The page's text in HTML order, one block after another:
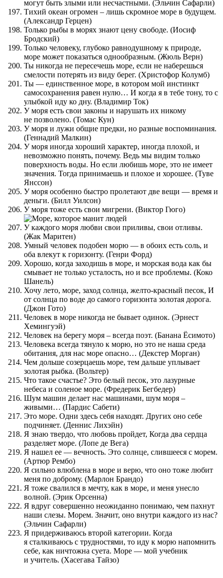
могут быть злыми или несчастными. (Эльчин Сафарли)
Тихий океан огромен – лишь скромное море в будущем.
(Александр Герцен)
Только рыбы в морях знают цену свободе. (Иосиф
Бродский)
Только человеку, глубоко равнодушному к природе,
море может показаться однообразным. (Жюль Верн)
Ты никогда не пересечешь море, если не наберешься
смелости потерять из виду берег. (Христофор Колумб)
Ты — единственное море, в котором мой инстинкт
самосохранения равен нулю… И когда я в тебе тону, то с
улыбкой иду ко дну. (Владимир Ток)
У моря есть свои законы и нарушать их никому
не позволено. (Томас Кун)
У моря и лужи общие предки, но разные воспоминания.
(Геннадий Малкин)
У моря иногда хороший характер, иногда плохой, и
невозможно понять, почему. Ведь мы видим только
поверхность воды. Но если любишь море, это не имеет
значения. Тогда принимаешь и плохое и хорошее. (Туве
Янссон)
У моря особенно быстро пролетают две вещи — время и
деньги. (Билл Уилсон)
У моря тоже есть свои мигрени. (Виктор Гюго)
У каждого моря любви свои приливы, свои отливы.
(Жак Маритен)
Умный человек подобен морю — в обоих есть соль, и
оба влекут к горизонту. (Генри Форд)
Хорошо, когда заходишь в море, и морская вода как бы
смывает не только усталость, но и все проблемы. (Коко
Шанель)
Хочу лето, море, заход солнца, желто-красный песок, И
от солнца по воде до самого горизонта золотая дорога.
(Джон Гото)
Человек в море никогда не бывает одинок. (Эрнест
Хемингуэй)
Человек на берегу моря – всегда поэт. (Банана Ёсимото)
Человека всегда тянуло к морю, но это не наша среда
обитания, для нас море опасно… (Декстер Морган)
Чем дольше созерцаешь море, тем дальше уплывает
золотая рыбка. (Вольтер)
Что такое счастье? Это белый песок, это лазурные
небеса и соленое море. (Фредерик Бегбедер)
Шум машин делает нас машинами, шум моря –
живыми… (Пардис Сабети)
Это море. Одни здесь себя находят. Других оно себе
подчиняет. (Деннис Лихэйн)
Я знаю твердо, что любовь пройдет, Когда два сердца
разделяет море. (Лопе де Вега)
Я нашел ее — вечность. Это солнце, слившееся с морем.
(Артюр Рембо)
Я сильно влюблена в море и верю, что оно тоже любит
меня по доброму. (Марлон Брандо)
Я тоже свалился в мечту, как в море, и меня унесло
волной. (Эрик Орсенна)
Я вдруг совершенно неожиданно понимаю, чем пахнут
наши слезы. Морем. Значит, оно внутри каждого из нас?
(Эльчин Сафарли)
Я придерживаюсь второй категории. Когда
я сталкиваюсь с трудностями, то иду к морю напомнить
себе, как ничтожна суета. Море — мой учебник
и учитель. (Хасегава Тайзо)